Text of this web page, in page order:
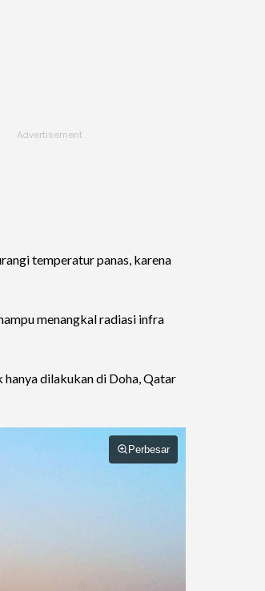
temperatur panas, karena
menangkal radiasi infra
hanya dilakukan di Doha, Qatar
Perbesar